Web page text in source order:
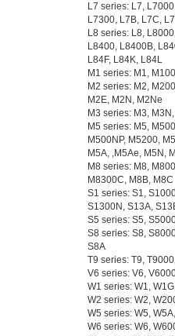
L7 series: L7,
L7300, L7B, L7C,
L8 series: L8,
L8400, L8400B,
L84F, L84K, L84L
M1 series: M1,
M2 series: M2,
M2E, M2N, M2Ne
M3 series: M3,
M5 series: M5,
M500NP, M5200,
M5A, ,M5Ae, M5N,
M8 series: M8,
M8300C, M8B, M8C
S1 series: S1,
S1300N, S13A,
S5 series: S5,
S8 series: S8,
S8A
T9 series: T9,
V6 series: V6,
W1 series: W1,
W2 series: W2,
W5 series: W5,
W6 series: W6,